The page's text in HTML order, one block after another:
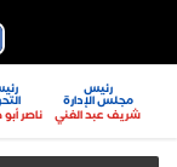
رئيس
مجلس الإدارة
شريف عبد الغني
ناصر